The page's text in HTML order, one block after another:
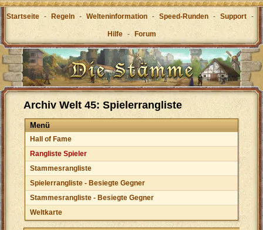
Startseite - Regeln - Welteninformation - Speed-Runden - Support -
Hilfe - Forum
Archiv Welt 45: Spielerrangliste
Menü
Hall of Fame
Rangliste Spieler
Stammesrangliste
Spielerrangliste - Besiegte Gegner
Stammesrangliste - Besiegte Gegner
Weltkarte